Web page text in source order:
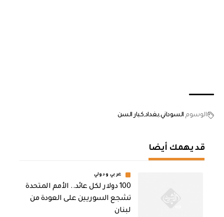
الوسوم السودانيبغدادكبار السن
قد يهمك أيضا
عربي ودولي
100 دولار لكل عائد.. الأمم المتحدة
تشجع السوريين على العودة من
لبنان